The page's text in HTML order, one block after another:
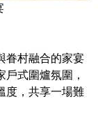
眷村融合的家宴
式圍爐氛圍，
度，共享一場難